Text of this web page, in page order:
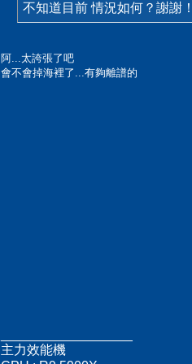
不知道目前 情況如何？謝謝
阿...太誇張了吧
會不會掉海裡了...有夠離譜的
主力效能機